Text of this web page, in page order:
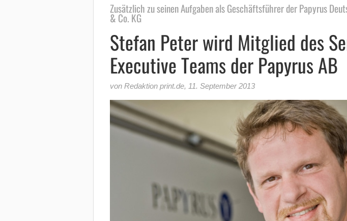
Zusätzlich zu seinen Aufgaben als Geschäftsführer der Papyrus
& Co. KG
Stefan Peter wird Mitglied des
Executive Teams der Papyrus AB
von Redaktion print.de, 11. September 2013